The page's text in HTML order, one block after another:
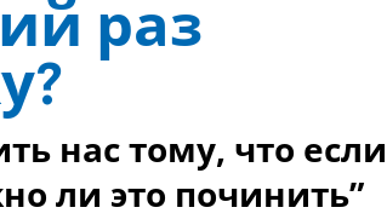
раз
нас тому, что если
ли это починить”